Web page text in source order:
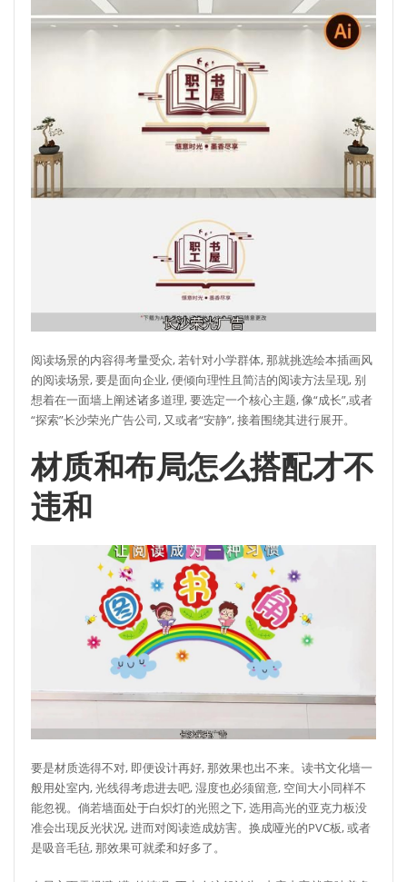
阅读场景的内容得考量受众, 若针对小学群体, 那就挑选绘本插画风
的阅读场景, 要是面向企业, 便倾向理性且简洁的阅读方法呈现, 别
想着在一面墙上阐述诸多道理, 要选定一个核心主题, 像“成长”,或者
“探索”长沙荣光广告公司, 又或者“安静”, 接着围绕其进行展开。
材质和布局怎么搭配才不
违和
要是材质选得不对, 即便设计再好, 那效果也出不来。读书文化墙一
般用处室内, 光线得考虑进去吧, 湿度也必须留意, 空间大小同样不
能忽视。倘若墙面处于白炽灯的光照之下, 选用高光的亚克力板没
准会出现反光状况, 进而对阅读造成妨害。换成哑光的PVC板, 或者
是吸音毛毡, 那效果可就柔和好多了。